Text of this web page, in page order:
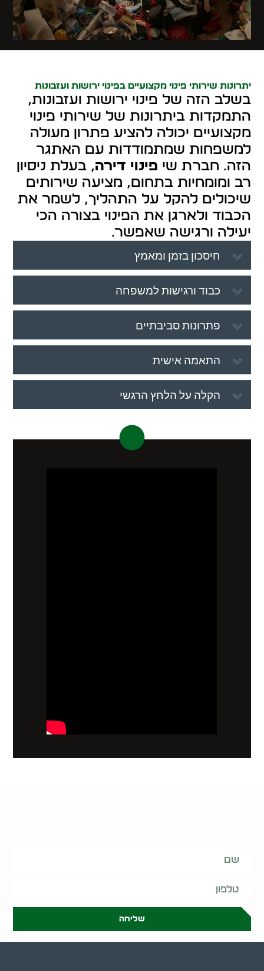
יתרונות שירותי פינוי מקצועיים בפינוי ירושות ועזבונות
בשלב הזה של פינוי ירושות ועזבונות,
התמקדות ביתרונות של שירותי פינוי
מקצועיים יכולה להציע פתרון מעולה
למשפחות שמתמודדות עם האתגר
הזה. חברת שי פינוי דירה, בעלת ניסיון
רב ומומחיות בתחום, מציעה שירותים
שיכולים להקל על התהליך, לשמר את
הכבוד ולארגן את הפינוי בצורה הכי
יעילה ורגישה שאפשר.
חיסכון בזמן ומאמץ
כבוד ורגישות למשפחה
פתרונות סביבתיים
התאמה אישית
הקלה על הלחץ הרגשי
שליחה